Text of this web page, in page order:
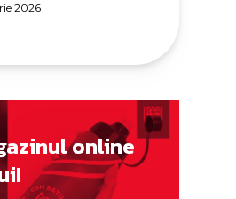
2026
online